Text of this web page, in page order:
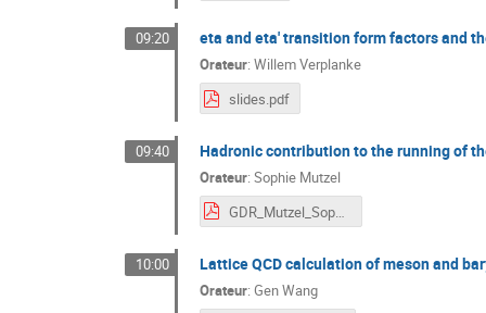
09:20 eta and eta' transition form factors and
Orateur: Willem Verplanke
slides.pdf
09:40 Hadronic contribution to the running of
Orateur: Sophie Mutzel
GDR_Mutzel_Sophie.pdf
10:00 Lattice QCD calculation of meson and
Orateur: Gen Wang